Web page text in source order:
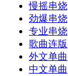
慢摇串烧
劲爆串烧
专业串烧
歌曲连版
外文单曲
中文单曲